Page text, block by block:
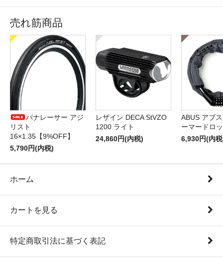
売れ筋商品
パナレーサー アジ
リスト
16×1.35【9%OFF】
5,790円(内税)
レザイン DECA StVZO
1200 ライト
24,860円(内税)
ABUS アブ
ーマードロ
6,930円(内
ホーム
カートを見る
特定商取引法に基づく表記